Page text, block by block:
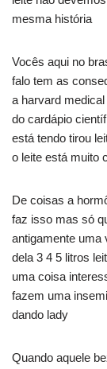
mesma história
Vocês aqui no
falo tem as
a harvard
do cardápio
está tendo tirou
o leite está muito
De coisas a
faz isso mas só
antigamente uma
dela 3 4 5 litros
uma coisa
fazem uma
dando lady
Quando aquele